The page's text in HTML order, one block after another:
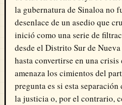
la gubernatura de Sinaloa no
desenlace de un asedio que
inició como una serie de
desde el Distrito Sur de
hasta convertirse en una
amenaza los cimientos del
pregunta es si esta
la justicia o, por el contrario,